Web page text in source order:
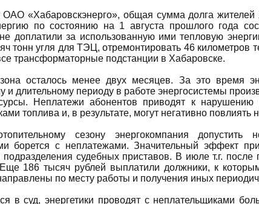
ОАО «Хабаровскэнерго», общая сумма долга
по состоянию на 1 августа прошлого года
доплатили за использованную ими тепловую
тонн угля для ТЭЦ, отремонтировать 46 километров
трансформаторные подстанции в Хабаровске.
осталось менее двух месяцев. За это время
и длительному периоду в работе энергосистемы
Неплатежи абонентов приводят к нарушению
топлива и, в результате, могут негативно повлиять
сезону энергокомпания
борется с неплатежами. Значительный эффект
судебных приставов. В июле т.г.
186 тысяч рублей выплатили должники, к
по месту работы и получения иных
в суд, энергетики проводят с неплательщиками